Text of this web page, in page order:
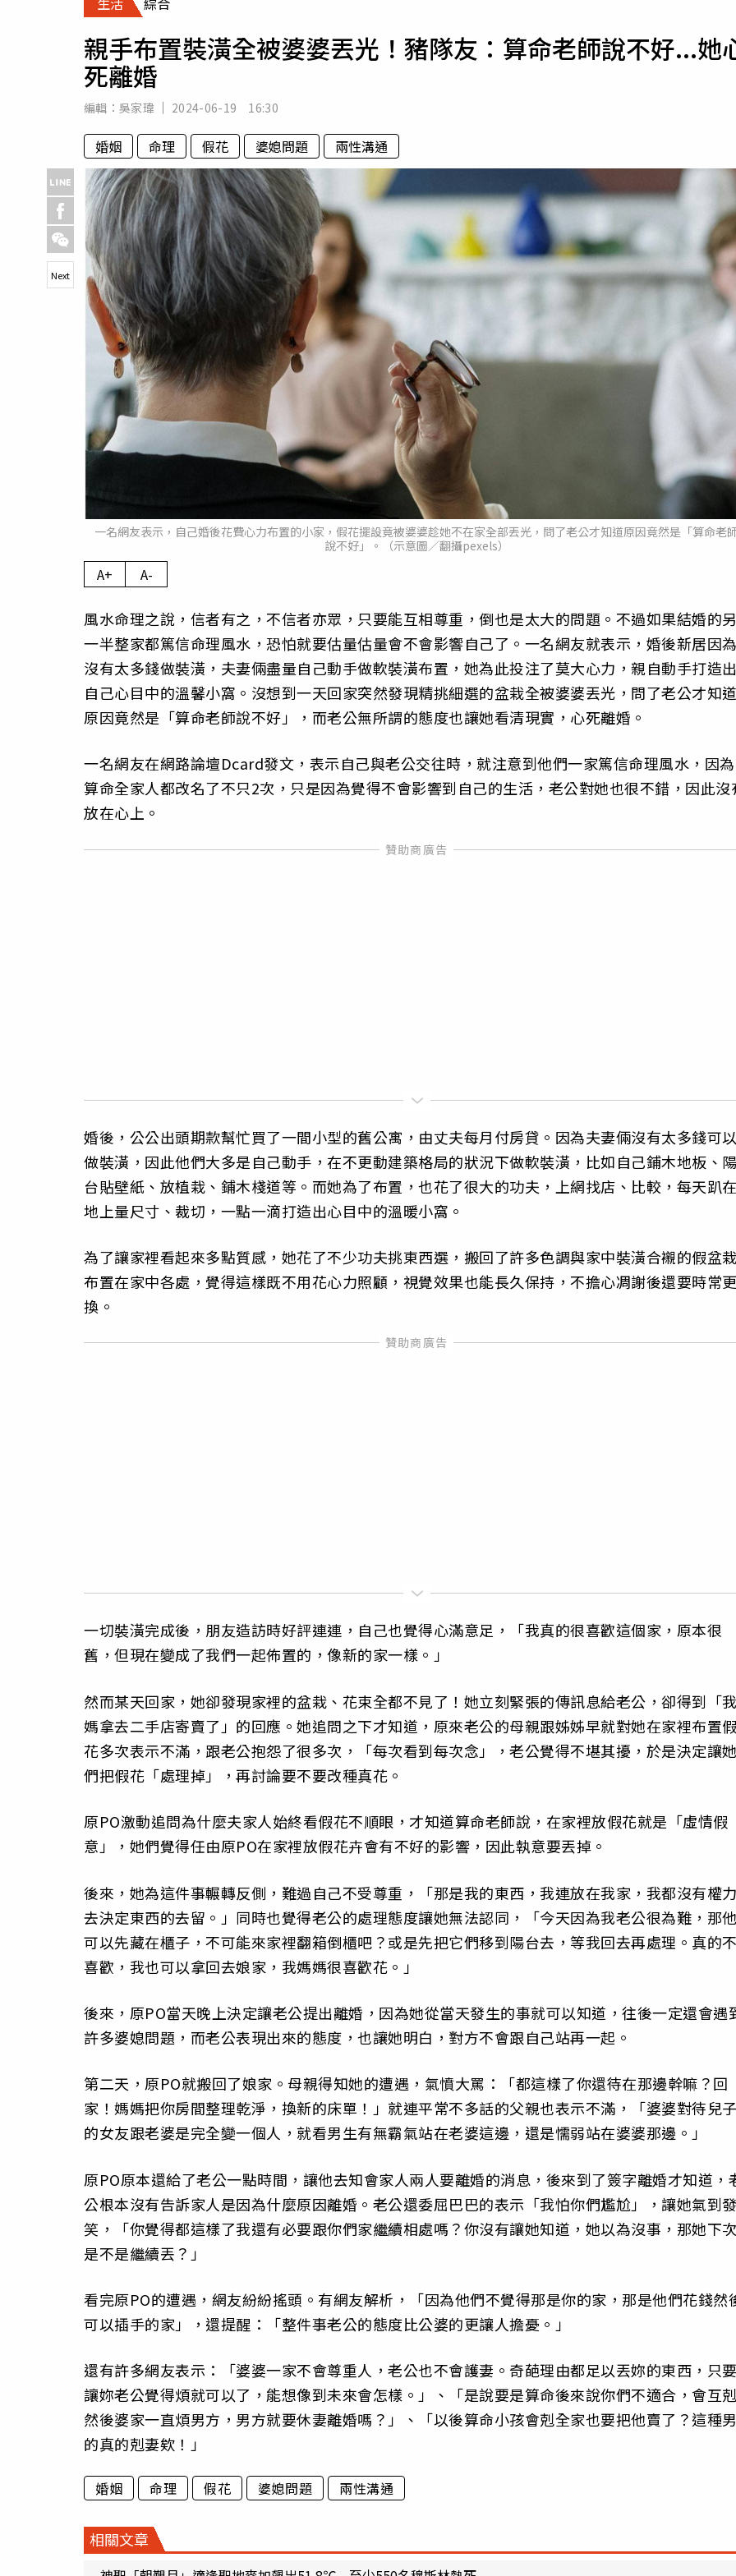
專欄
運勢
親手布置裝潢全被婆婆丟光！豬隊友：算命老師說不好...她
死離婚
編輯： 吳家瑋 2024-06-19 16:30
婚姻 命理 假花 婆媳問題 兩性溝通
一名網友表示，自己婚後花費心力布置的小家，假花擺設竟被婆婆趁她不在家全部丟光，問了老公才知道原因竟然是「算命老
說不好」。（示意圖／翻攝pexels）
Next
A+ A-
風水命理之說，信者有之，不信者亦眾，只要能互相尊重，倒也是太大的問題。不過如果結婚的
一半整家都篤信命理風水，恐怕就要估量估量會不會影響自己了。一名網友就表示，婚後新居因
沒有太多錢做裝潢，夫妻倆盡量自己動手做軟裝潢布置，她為此投注了莫大心力，親自動手打造
自己心目中的溫馨小窩。沒想到一天回家突然發現精挑細選的盆栽全被婆婆丟光，問了老公才知
原因竟然是「算命老師說不好」，而老公無所謂的態度也讓她看清現實，心死離婚。
一名網友在網路論壇Dcard發文，表示自己與老公交往時，就注意到他們一家篤信命理風水，因為
算命全家人都改名了不只2次，只是因為覺得不會影響到自己的生活，老公對她也很不錯，因此沒
放在心上。
婚後，公公出頭期款幫忙買了一間小型的舊公寓，由丈夫每月付房貸。因為夫妻倆沒有太多錢可
做裝潢，因此他們大多是自己動手，在不更動建築格局的狀況下做軟裝潢，比如自己鋪木地板、
台貼壁紙、放植栽、鋪木棧道等。而她為了布置，也花了很大的功夫，上網找店、比較，每天趴
地上量尺寸、裁切，一點一滴打造出心目中的溫暖小窩。
為了讓家裡看起來多點質感，她花了不少功夫挑東西選，搬回了許多色調與家中裝潢合襯的假盆
布置在家中各處，覺得這樣既不用花心力照顧，視覺效果也能長久保持，不擔心凋謝後還要時常
換。
一切裝潢完成後，朋友造訪時好評連連，自己也覺得心滿意足，「我真的很喜歡這個家，原本很
舊，但現在變成了我們一起佈置的，像新的家一樣。」
然而某天回家，她卻發現家裡的盆栽、花束全都不見了！她立刻緊張的傳訊息給老公，卻得到「
媽拿去二手店寄賣了」的回應。她追問之下才知道，原來老公的母親跟姊姊早就對她在家裡布置
花多次表示不滿，跟老公抱怨了很多次，「每次看到每次念」，老公覺得不堪其擾，於是決定讓
們把假花「處理掉」，再討論要不要改種真花。
原PO激動追問為什麼夫家人始終看假花不順眼，才知道算命老師說，在家裡放假花就是「虛情假
意」，她們覺得任由原PO在家裡放假花卉會有不好的影響，因此執意要丟掉。
後來，她為這件事輾轉反側，難過自己不受尊重，「那是我的東西，我連放在我家，我都沒有權
去決定東西的去留。」同時也覺得老公的處理態度讓她無法認同，「今天因為我老公很為難，那
可以先藏在櫃子，不可能來家裡翻箱倒櫃吧？或是先把它們移到陽台去，等我回去再處理。真的
喜歡，我也可以拿回去娘家，我媽媽很喜歡花。」
後來，原PO當天晚上決定讓老公提出離婚，因為她從當天發生的事就可以知道，往後一定還會遇
許多婆媳問題，而老公表現出來的態度，也讓她明白，對方不會跟自己站再一起。
第二天，原PO就搬回了娘家。母親得知她的遭遇，氣憤大罵：「都這樣了你還待在那邊幹嘛？回
家！媽媽把你房間整理乾淨，換新的床單！」就連平常不多話的父親也表示不滿，「婆婆對待兒
的女友跟老婆是完全變一個人，就看男生有無霸氣站在老婆這邊，還是懦弱站在婆婆那邊。」
原PO原本還給了老公一點時間，讓他去知會家人兩人要離婚的消息，後來到了簽字離婚才知道，
公根本沒有告訴家人是因為什麼原因離婚。老公還委屈巴巴的表示「我怕你們尷尬」，讓她氣到
笑，「你覺得都這樣了我還有必要跟你們家繼續相處嗎？你沒有讓她知道，她以為沒事，那她下
是不是繼續丟？」
看完原PO的遭遇，網友紛紛搖頭。有網友解析，「因為他們不覺得那是你的家，那是他們花錢然
可以插手的家」，還提醒：「整件事老公的態度比公婆的更讓人擔憂。」
還有許多網友表示：「婆婆一家不會尊重人，老公也不會護妻。奇葩理由都足以丟妳的東西，只
讓妳老公覺得煩就可以了，能想像到未來會怎樣。」、「是說要是算命後來說你們不適合，會互
然後婆家一直煩男方，男方就要休妻離婚嗎？」、「以後算命小孩會剋全家也要把他賣了？這種
的真的剋妻欸！」
婚姻 命理 假花 婆媳問題 兩性溝通
相關文章